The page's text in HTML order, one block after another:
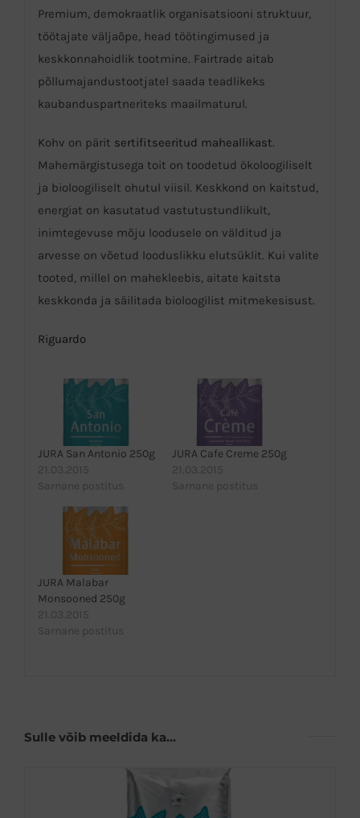
Premium, demokraatlik organisatsiooni struktuur,
töötajate väljaõpe, head töötingimused ja
keskkonnahoidlik tootmine. Fairtrade aitab
põllumajandustootjatel saada teadlikeks
kaubanduspartneriteks maailmaturul.
Kohv on pärit sertifitseeritud maheallikast.
Mahemärgistusega toit on toodetud ökoloogiliselt
ja bioloogiliselt ohutul viisil. Keskkond on kaitstud,
energiat on kasutatud vastutustundlikult,
inimtegevuse mõju loodusele on välditud ja
arvesse on võetud looduslikku elutsüklit. Kui valite
tooted, millel on mahekleebis, aitate kaitsta
keskkonda ja säilitada bioloogilist mitmekesisust.
Riguardo
JURA San Antonio 250g
21.03.2015
Sarnane postitus
JURA Cafe Creme 250g
21.03.2015
Sarnane postitus
JURA Malabar
Monsooned 250g
21.03.2015
Sarnane postitus
Sulle võib meeldida ka…